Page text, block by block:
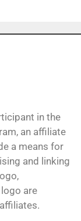
in the
an affiliate
a means for
and linking
are